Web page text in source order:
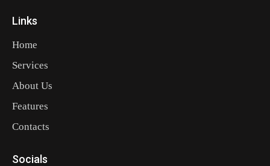
Links
Home
Services
About Us
Features
Contacts
Socials